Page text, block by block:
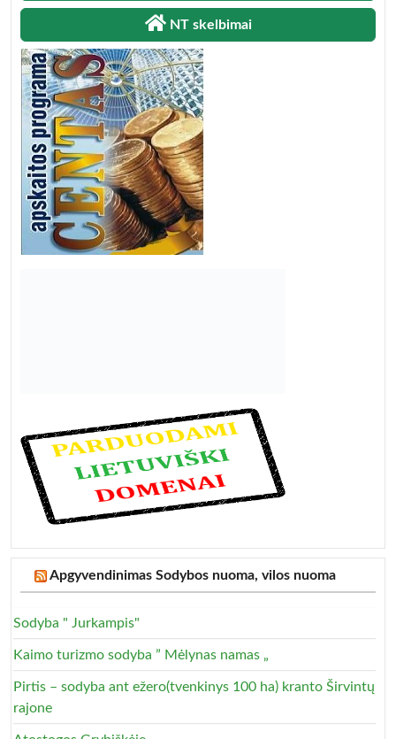
NT skelbimai
Apgyvendinimas Sodybos nuoma, vilos nuoma
Sodyba " Jurkampis"
Kaimo turizmo sodyba ” Mėlynas namas „
Pirtis – sodyba ant ežero(tvenkinys 100 ha) kranto Širvintų
rajone